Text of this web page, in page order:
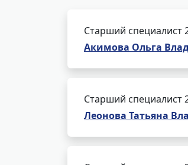
Старший специалист
Акимова Ольга
Старший специалист
Леонова Татьяна